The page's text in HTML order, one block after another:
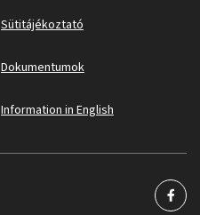
Sütitájékoztató
Dokumentumok
Information in English